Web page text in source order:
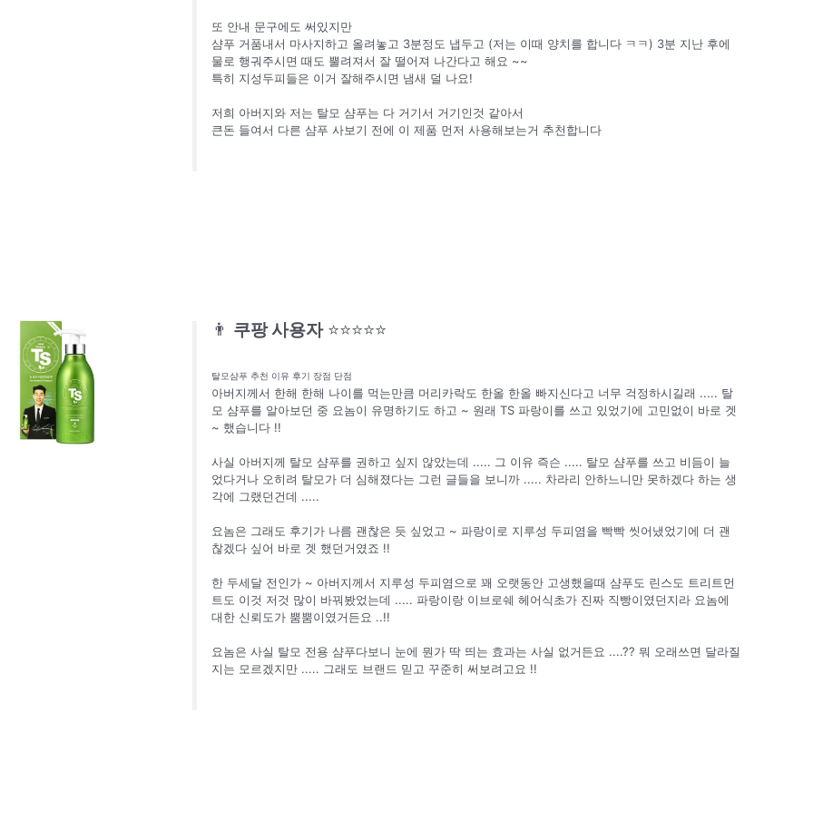
또 안내 문구에도 써있지만
샴푸 거품내서 마사지하고 올려놓고 3분정도 냅두고 (저는 이때 양치를 합니다 ㅋㅋ) 3분 지난 후에
물로 행궈주시면 때도 뿔려져서 잘 떨어져 나간다고 해요 ~~
특히 지성두피들은 이거 잘해주시면 냄새 덜 나요!
저희 아버지와 저는 탈모 샴푸는 다 거기서 거기인것 같아서
큰돈 들여서 다른 샴푸 사보기 전에 이 제품 먼저 사용해보는거 추천합니다
👨 쿠팡 사용자 ⭐⭐⭐⭐⭐
탈모샴푸 추천 이유 후기 장점 단점
아버지께서 한해 한해 나이를 먹는만큼 머리카락도 한올 한올 빠지신다고 너무 걱정하시길래 ..... 탈
모 샴푸를 알아보던 중 요놈이 유명하기도 하고 ~ 원래 TS 파랑이를 쓰고 있었기에 고민없이 바로 겟
~ 했습니다 !!
사실 아버지께 탈모 샴푸를 권하고 싶지 않았는데 ..... 그 이유 즉슨 ..... 탈모 샴푸를 쓰고 비듬이 늘
었다거나 오히려 탈모가 더 심해졌다는 그런 글들을 보니까 ..... 차라리 안하느니만 못하겠다 하는 생
각에 그랬던건데 .....
요놈은 그래도 후기가 나름 괜찮은 듯 싶었고 ~ 파랑이로 지루성 두피염을 빡빡 씻어냈었기에 더 괜
찮겠다 싶어 바로 겟 했던거였죠 !!
한 두세달 전인가 ~ 아버지께서 지루성 두피염으로 꽤 오랫동안 고생했을때 샴푸도 린스도 트리트먼
트도 이것 저것 많이 바꿔봤었는데 ..... 파랑이랑 이브로쉐 헤어식초가 진짜 직빵이였던지라 요놈에
대한 신뢰도가 뿜뿜이였거든요 ..!!
요놈은 사실 탈모 전용 샴푸다보니 눈에 뭔가 딱 띄는 효과는 사실 없거든요 ....?? 뭐 오래쓰면 달라질
지는 모르겠지만 ..... 그래도 브랜드 믿고 꾸준히 써보려고요 !!